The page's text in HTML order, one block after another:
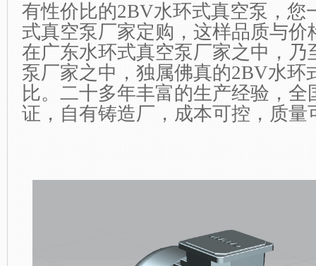
有性价比的2BV水环式真空泵，您
式真空泵厂家定购，这样品质与价
在广东水环式真空泵厂家之中，乃
泵厂家之中，独属佛真的2BV水环
比。二十多年丰富的生产经验，全
证，自有铸造厂，成本可控，质量